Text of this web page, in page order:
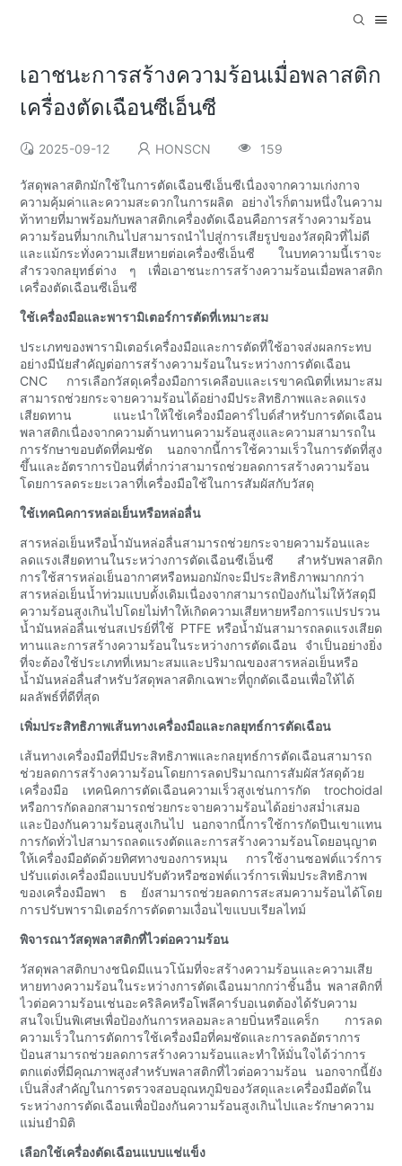
เอาชนะการสร้างความร้อนเมื่อพลาสติก
เครื่องตัดเฉือนซีเอ็นซี
2025-09-12 HONSCN 159
วัสดุพลาสติกมักใช้ในการตัดเฉือนซีเอ็นซีเนื่องจากความเก่งกาจ
ความคุ้มค่าและความสะดวกในการผลิต อย่างไรก็ตามหนึ่งในความ
ท้าทายที่มาพร้อมกับพลาสติกเครื่องตัดเฉือนคือการสร้างความร้อน
ความร้อนที่มากเกินไปสามารถนำไปสู่การเสียรูปของวัสดุผิวที่ไม่ดี
และแม้กระทั่งความเสียหายต่อเครื่องซีเอ็นซี ในบทความนี้เราจะ
สำรวจกลยุทธ์ต่าง ๆ เพื่อเอาชนะการสร้างความร้อนเมื่อพลาสติก
เครื่องตัดเฉือนซีเอ็นซี
ใช้เครื่องมือและพารามิเตอร์การตัดที่เหมาะสม
ประเภทของพารามิเตอร์เครื่องมือและการตัดที่ใช้อาจส่งผลกระทบ
อย่างมีนัยสำคัญต่อการสร้างความร้อนในระหว่างการตัดเฉือน
CNC การเลือกวัสดุเครื่องมือการเคลือบและเรขาคณิตที่เหมาะสม
สามารถช่วยกระจายความร้อนได้อย่างมีประสิทธิภาพและลดแรง
เสียดทาน แนะนำให้ใช้เครื่องมือคาร์ไบด์สำหรับการตัดเฉือน
พลาสติกเนื่องจากความต้านทานความร้อนสูงและความสามารถใน
การรักษาขอบตัดที่คมชัด นอกจากนี้การใช้ความเร็วในการตัดที่สูง
ขึ้นและอัตราการป้อนที่ต่ำกว่าสามารถช่วยลดการสร้างความร้อน
โดยการลดระยะเวลาที่เครื่องมือใช้ในการสัมผัสกับวัสดุ
ใช้เทคนิคการหล่อเย็นหรือหล่อลื่น
สารหล่อเย็นหรือน้ำมันหล่อลื่นสามารถช่วยกระจายความร้อนและ
ลดแรงเสียดทานในระหว่างการตัดเฉือนซีเอ็นซี สำหรับพลาสติก
การใช้สารหล่อเย็นอากาศหรือหมอกมักจะมีประสิทธิภาพมากกว่า
สารหล่อเย็นน้ำท่วมแบบดั้งเดิมเนื่องจากสามารถป้องกันไม่ให้วัสดุมี
ความร้อนสูงเกินไปโดยไม่ทำให้เกิดความเสียหายหรือการแปรปรวน
น้ำมันหล่อลื่นเช่นสเปรย์ที่ใช้ PTFE หรือน้ำมันสามารถลดแรงเสียด
ทานและการสร้างความร้อนในระหว่างการตัดเฉือน จำเป็นอย่างยิ่ง
ที่จะต้องใช้ประเภทที่เหมาะสมและปริมาณของสารหล่อเย็นหรือ
น้ำมันหล่อลื่นสำหรับวัสดุพลาสติกเฉพาะที่ถูกตัดเฉือนเพื่อให้ได้
ผลลัพธ์ที่ดีที่สุด
เพิ่มประสิทธิภาพเส้นทางเครื่องมือและกลยุทธ์การตัดเฉือน
เส้นทางเครื่องมือที่มีประสิทธิภาพและกลยุทธ์การตัดเฉือนสามารถ
ช่วยลดการสร้างความร้อนโดยการลดปริมาณการสัมผัสวัสดุด้วย
เครื่องมือ เทคนิคการตัดเฉือนความเร็วสูงเช่นการกัด trochoidal
หรือการกัดลอกสามารถช่วยกระจายความร้อนได้อย่างสม่ำเสมอ
และป้องกันความร้อนสูงเกินไป นอกจากนี้การใช้การกัดปีนเขาแทน
การกัดทั่วไปสามารถลดแรงตัดและการสร้างความร้อนโดยอนุญาต
ให้เครื่องมือตัดด้วยทิศทางของการหมุน การใช้งานซอฟต์แวร์การ
ปรับแต่งเครื่องมือแบบปรับตัวหรือซอฟต์แวร์การเพิ่มประสิทธิภาพ
ของเครื่องมือพา ธ ยังสามารถช่วยลดการสะสมความร้อนได้โดย
การปรับพารามิเตอร์การตัดตามเงื่อนไขแบบเรียลไทม์
พิจารณาวัสดุพลาสติกที่ไวต่อความร้อน
วัสดุพลาสติกบางชนิดมีแนวโน้มที่จะสร้างความร้อนและความเสีย
หายทางความร้อนในระหว่างการตัดเฉือนมากกว่าชิ้นอื่น พลาสติกที่
ไวต่อความร้อนเช่นอะคริลิคหรือโพลีคาร์บอเนตต้องได้รับความ
สนใจเป็นพิเศษเพื่อป้องกันการหลอมละลายบิ่นหรือแคร็ก การลด
ความเร็วในการตัดการใช้เครื่องมือที่คมชัดและการลดอัตราการ
ป้อนสามารถช่วยลดการสร้างความร้อนและทำให้มั่นใจได้ว่าการ
ตกแต่งที่มีคุณภาพสูงสำหรับพลาสติกที่ไวต่อความร้อน นอกจากนี้ยัง
เป็นสิ่งสำคัญในการตรวจสอบอุณหภูมิของวัสดุและเครื่องมือตัดใน
ระหว่างการตัดเฉือนเพื่อป้องกันความร้อนสูงเกินไปและรักษาความ
แม่นยำมิติ
เลือกใช้เครื่องตัดเฉือนแบบแช่แข็ง